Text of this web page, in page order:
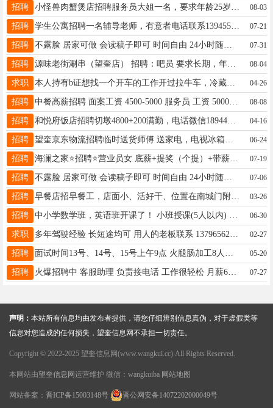
招聘 08-03
招聘 学生公寓招聘一名辅导老师，有意者电话联系13945562763 07-21
招聘 不露脸 居家可做 会读稿子即可 时间自由 24小时随时接单 不出镜白班小时/20-夜班25 出镜白班小时/25-夜班30，有两部手机就行 加V：17604551097 接收付费的来 07-31
招聘 源味老街涮串（望奎店） 招聘：吧员 要求长期，年龄20周岁以上，工作时间10：30-23：00，涉及加班有额外提成。外加有满勤提成，每月两个半天休息 ☎️13766768877 08-04
求职 本人持有b证想找一个开车的工作开过拉牛车，冷藏车有用人的老板与我联系15246527599 04-26
招聘 中餐高薪招聘 面案工资 4500-5000 服务员 工资 5000 （有升职空间） 包饺工3500 杂工 3000 小时工1800 电话 15636632524 08-08
招聘 和悦府饭店招聘切墩4800+200满勤，电话微信18944620612即可可以上班 04-16
招聘 望奎京东物流招聘临时送货师傅 送家电，电视冰箱洗衣机，空调居多，工资日结，联系电话13284001003 06-24
招聘 海澜之家⭐招聘⭐营业员女 底薪+提奖（个提）+带薪休假 4天 每天工作7.5个小时 法定假日三薪 ，30周岁以内，已婚已育优先，有无经验均可，电话:19289730851 07-19
招聘 不露脸 居家可做 会读稿子即可 时间自由 24小时随时接单 不出镜白班小时/20-夜班25 出镜白班小时/25-夜班30，有两部手机就行 加V：17604551097 接收付费的 07-06
招聘 早餐店招早餐工，店面小、活好干、位置在南城门附近，要求干净利索，年龄50左右岁，身体健康，家住附近的优先。工资面议。 电话：13555339443 03-26
招聘 06-30
求职 02-27
招聘 05-20
招聘 火爆招聘中 客服助理 负责接电话 工作很轻松 月薪6000到9000 要求女联系电话18045512502 07-27
声明： 本站所有信息均由发布者提供，请您仔细辨别信息真伪，对于虚假类等
信息对您造成的任何损失，望奎信息网不承担一切责任。
Copyright © 2022-2025 望奎信息网(www.wangkui.cc) All Rights Reserved.
本网站由望奎信息网 运营维护 微信：wangkuiba 网站地图
网站备案： 晋ICP备15003148号 晋公网安备14072202000049号